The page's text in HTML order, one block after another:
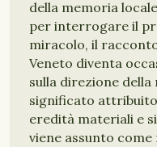
della memoria
per interrogare il
miracolo, il
Veneto diventa
sulla direzione
significato
eredità materiali e
viene assunto